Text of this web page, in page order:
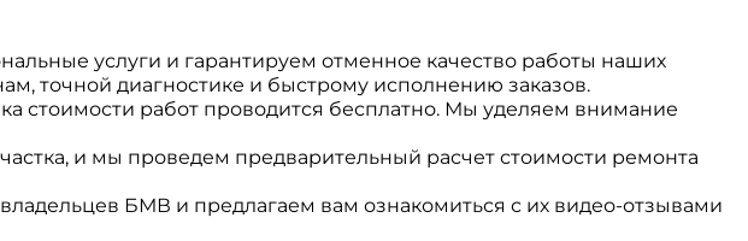
услуги и гарантируем отменное качество работы наших
точной диагностике и быстрому исполнению заказов.
стоимости работ проводится бесплатно. Мы уделяем внимание
и мы проведем предварительный расчет стоимости ремонта
БМВ и предлагаем вам ознакомиться с их видео-отзывами